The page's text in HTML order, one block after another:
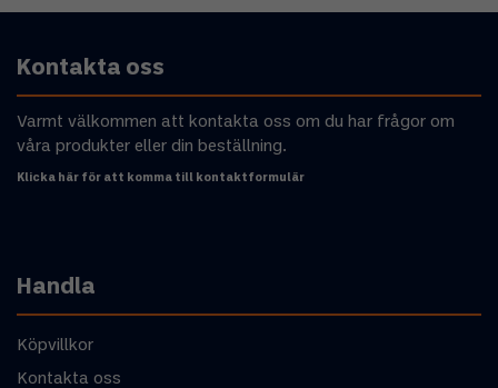
Kontakta oss
Varmt välkommen att kontakta oss om du har frågor om
våra produkter eller din beställning.
Klicka här för att komma till kontaktformulär
Handla
Köpvillkor
Kontakta oss